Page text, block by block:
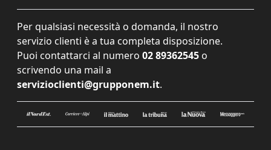
Per qualsiasi necessità o domanda, il nostro
servizio clienti è a tua completa disposizione.
Puoi contattarci al numero 02 89362545 o
scrivendo una mail a
servizioclienti@grupponem.it.